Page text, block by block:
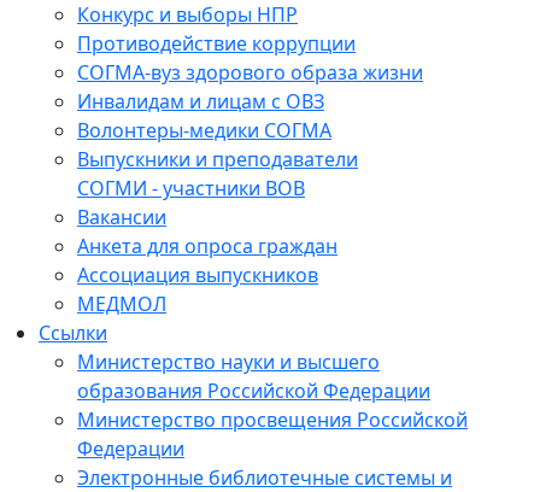
Конкурс и выборы НПР
Противодействие коррупции
СОГМА-вуз здорового образа жизни
Инвалидам и лицам с ОВЗ
Волонтеры-медики СОГМА
Выпускники и преподаватели
СОГМИ - участники ВОВ
Вакансии
Анкета для опроса граждан
Ассоциация выпускников
МЕДМОЛ
Ссылки
Министерство науки и высшего
образования Российской Федерации
Министерство просвещения Российской
Федерации
Электронные библиотечные системы и